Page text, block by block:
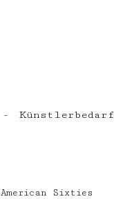
Künstlerbedarf
American Sixties